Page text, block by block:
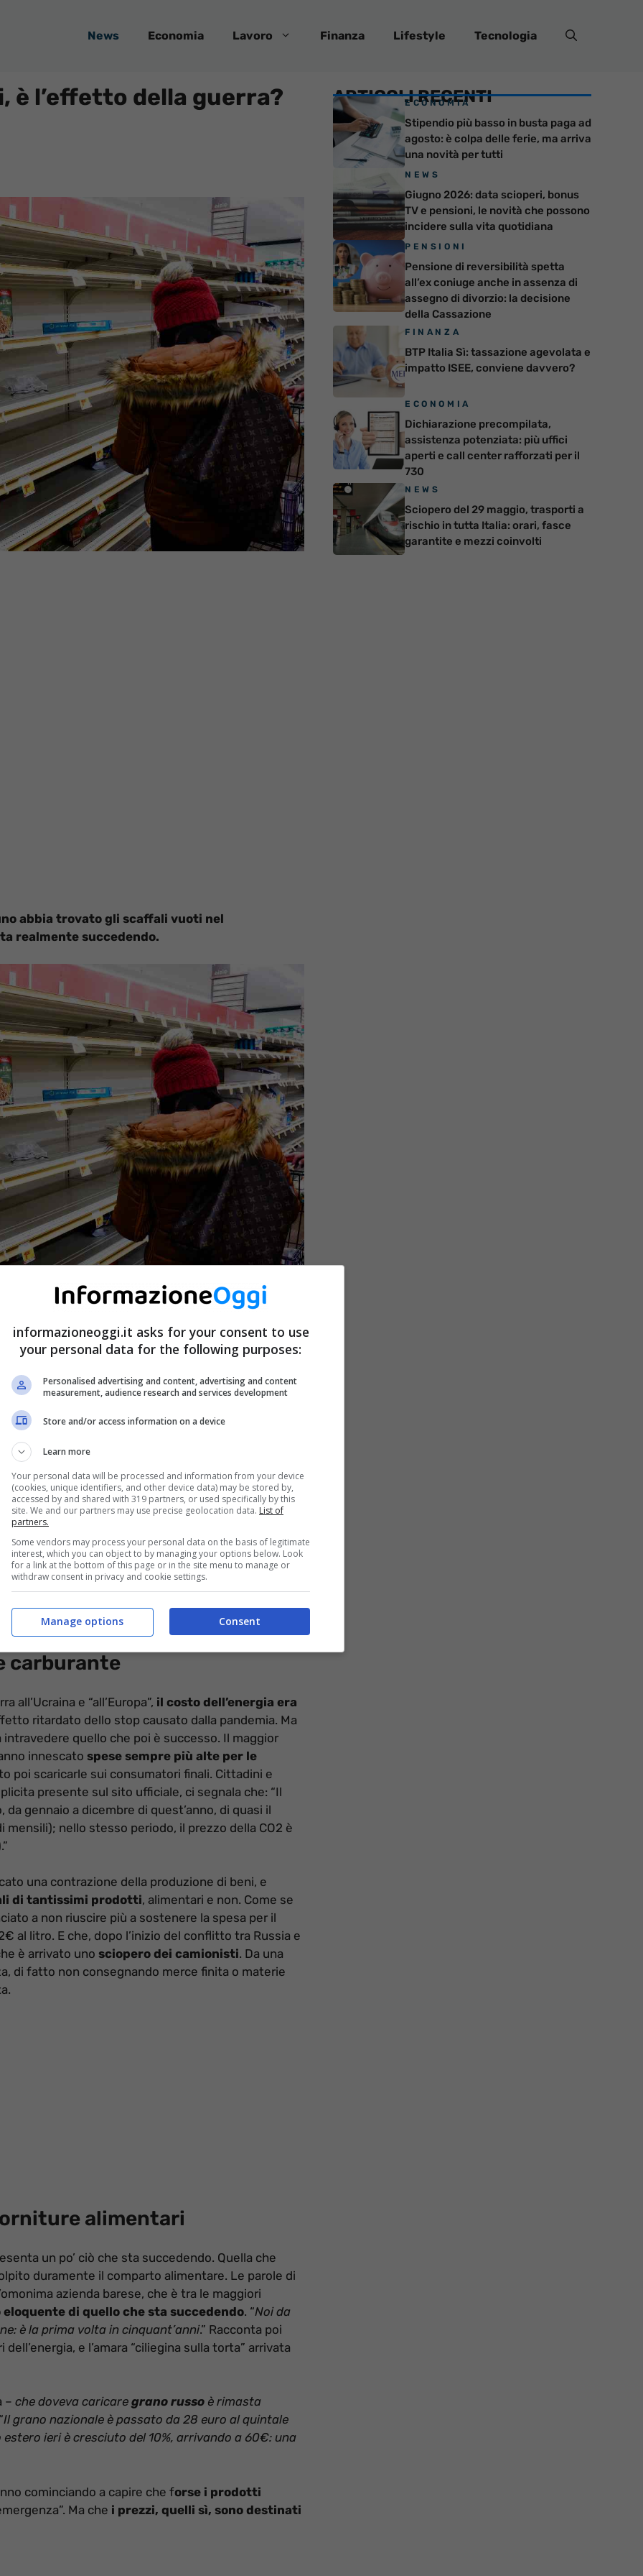
News Economia Lavoro Finanza Lifestyle Tecnologia
è l’effetto della guerra?
abbia trovato gli scaffali vuoti nel
realmente succedendo.
Pasta, pane, caffè, anche frutta e altri
maici siano alcuniscaffali vuoti. Alcuni corrono a
questo fenomeno? È davvero dovuto alla
Andiamo per gradi, e analizziamo i fatti che
carburante
e “all’Europa”, il costo dell’energia era
ritardato dello stop causato dalla pandemia. Ma
intravedere quello che poi è successo. Il maggior
innescato spese sempre più alte per le
poi scaricarle sui consumatori finali. Cittadini e
presente sul sito ufficiale, ci segnala che: “Il
gennaio a dicembre di quest’anno, di quasi il
mensili); nello stesso periodo, il prezzo della CO2 è
una contrazione della produzione di beni, e
di tantissimi prodotti, alimentari e non. Come se
a non riuscire più a sostenere la spesa per il
al litro. E che, dopo l’inizio del conflitto tra Russia e
è arrivato uno sciopero dei camionisti. Da una
di fatto non consegnando merce finita o materie
alimentari
un po’ ciò che sta succedendo. Quella che
duramente il comparto alimentare. Le parole di
azienda barese, che è tra le maggiori
eloquente di quello che sta succedendo. “Noi da
è la prima volta in cinquant’anni.” Racconta poi
e l’amara “ciliegina sulla torta” arrivata
– che doveva caricare grano russo è rimasta
Il grano nazionale è passato da 28 euro al quintale
ieri è cresciuto del 10%, arrivando a 60€: una
cominciando a capire che forse i prodotti
Ma che i prezzi, quelli sì, sono destinati
ARTICOLI RECENTI
ECONOMIA
Stipendio più basso in busta paga ad
agosto: è colpa delle ferie, ma arriva
una novità per tutti
NEWS
Giugno 2026: data scioperi, bonus
TV e pensioni, le novità che possono
incidere sulla vita quotidiana
PENSIONI
Pensione di reversibilità spetta
all’ex coniuge anche in assenza di
assegno di divorzio: la decisione
della Cassazione
FINANZA
BTP Italia Sì: tassazione agevolata e
impatto ISEE, conviene davvero?
ECONOMIA
Dichiarazione precompilata,
assistenza potenziata: più uffici
aperti e call center rafforzati per il
730
NEWS
Sciopero del 29 maggio, trasporti a
rischio in tutta Italia: orari, fasce
garantite e mezzi coinvolti
informazioneoggi.it asks for your consent to use
your personal data for the following purposes:
Personalised advertising and content, advertising and content
measurement, audience research and services development
Store and/or access information on a device
Learn more
Your personal data will be processed and information from your device
(cookies, unique identifiers, and other device data) may be stored by,
accessed by and shared with 319 partners, or used specifically by this
site. We and our partners may use precise geolocation data. List of
partners.
Some vendors may process your personal data on the basis of legitimate
interest, which you can object to by managing your options below. Look
for a link at the bottom of this page or in the site menu to manage or
withdraw consent in privacy and cookie settings.
Consent
Manage options